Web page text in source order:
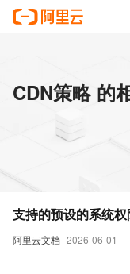
CDN策略 的
阿里云文档 2026-06-01
支持的预设的系统